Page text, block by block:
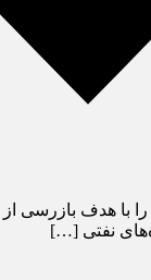
را با هدف
نفتی […]